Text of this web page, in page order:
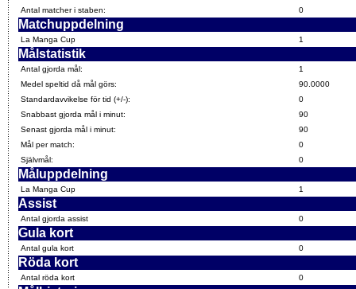
Antal matcher i staben:
0
Matchuppdelning
La Manga Cup 1
Målstatistik
Antal gjorda mål:
1
Medel speltid då mål görs:
90.0000
Standardavvikelse för tid (+/-):
0
Snabbast gjorda mål i minut:
90
Senast gjorda mål i minut:
90
Mål per match:
0
Självmål:
0
Måluppdelning
La Manga Cup 1
Assist
Antal gjorda assist 0
Gula kort
Antal gula kort 0
Röda kort
Antal röda kort 0